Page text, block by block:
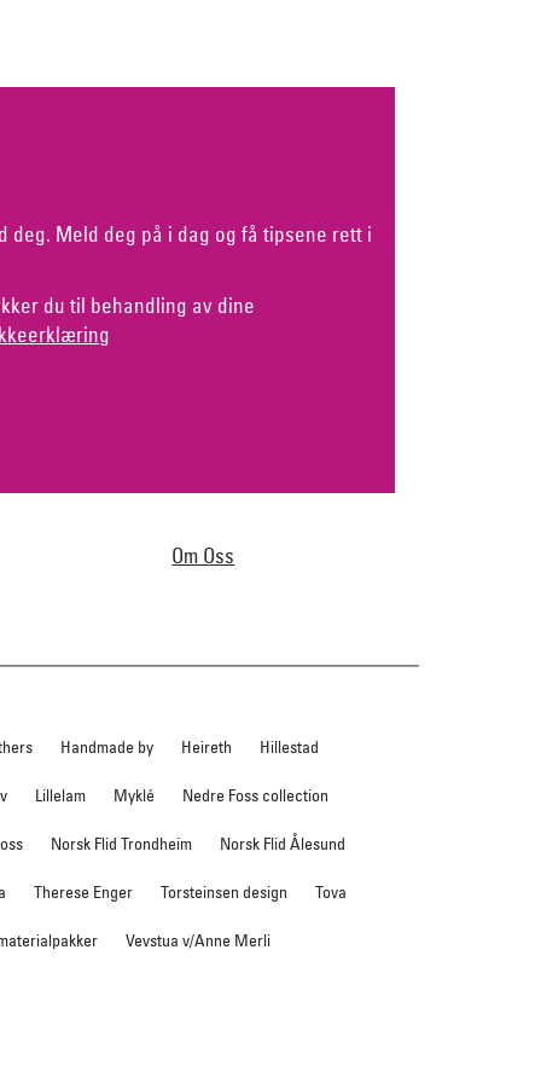
deg. Meld deg på i dag og få tipsene rett i
du til behandling av dine
Om Oss
Handmade by Heireth Hillestad
Lillelam Myklé Nedre Foss collection
Norsk Flid Trondheim Norsk Flid Ålesund
Therese Enger Torsteinsen design Tova
Vevstua v/Anne Merli